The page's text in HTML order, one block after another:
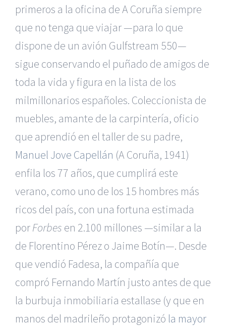
primeros a la oficina de A Coruña siempre
que no tenga que viajar —para lo que
dispone de un avión Gulfstream 550—
sigue conservando el puñado de amigos de
toda la vida y figura en la lista de los
milmillonarios españoles. Coleccionista de
muebles, amante de la carpintería, oficio
que aprendió en el taller de su padre,
Manuel Jove Capellán (A Coruña, 1941)
enfila los 77 años, que cumplirá este
verano, como uno de los 15 hombres más
ricos del país, con una fortuna estimada
porForbes en 2.100 millones —similar a la
de Florentino Pérez o Jaime Botín—. Desde
que vendió Fadesa, la compañía que
compró Fernando Martín justo antes de que
la burbuja inmobiliaria estallase (y que en
manos del madrileño protagonizó la mayor